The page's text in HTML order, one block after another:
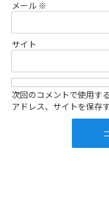
メール ※
サイト
次回のコメントで使用す
アドレス、サイトを保存す